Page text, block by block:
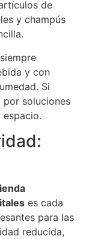
de
y champús
y con
Si
por soluciones
espacio.
es cada
para las
reducida,